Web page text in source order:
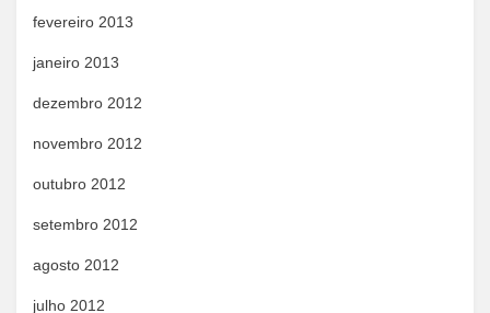
fevereiro 2013
janeiro 2013
dezembro 2012
novembro 2012
outubro 2012
setembro 2012
agosto 2012
julho 2012